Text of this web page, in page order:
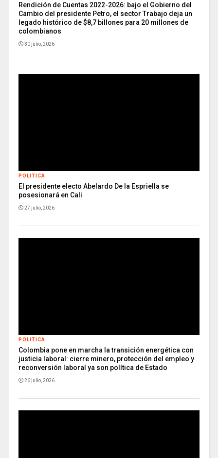
Rendición de Cuentas 2022-2026: bajo el Gobierno del
Cambio del presidente Petro, el sector Trabajo deja un
legado histórico de $8,7 billones para 20 millones de
colombianos
30 julio, 2026
POLITICA
El presidente electo Abelardo De la Espriella se
posesionará en Cali
27 julio, 2026
POLITICA
Colombia pone en marcha la transición energética con
justicia laboral: cierre minero, protección del empleo y
reconversión laboral ya son política de Estado
26 julio, 2026